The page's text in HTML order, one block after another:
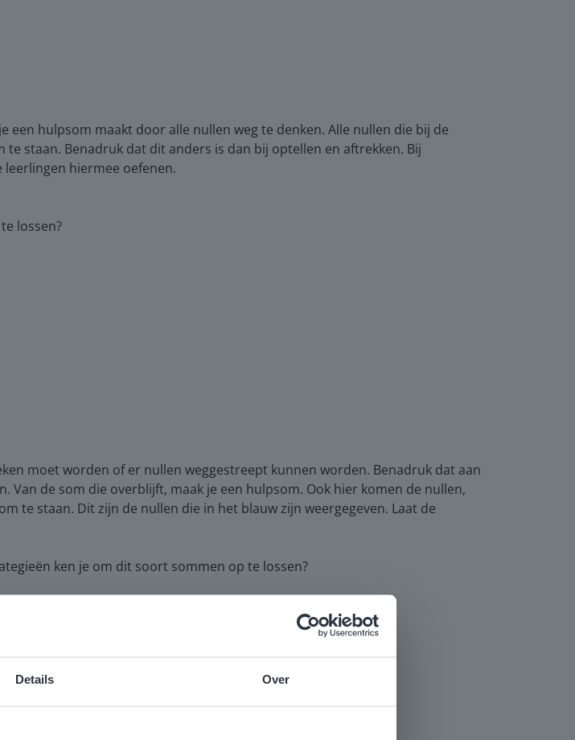
Details Over
hulpsom maakt door alle nullen weg te denken. Alle nullen die bij de
staan. Benadruk dat dit anders is dan bij optellen en aftrekken. Bij
hiermee oefenen.
lossen?
moet worden of er nullen weggestreept kunnen worden. Benadruk dat aan
de som die overblijft, maak je een hulpsom. Ook hier komen de nullen,
te staan. Dit zijn de nullen die in het blauw zijn weergegeven. Laat de
ken je om dit soort sommen op te lossen?
overeen met je locatie
liever naar de website voor